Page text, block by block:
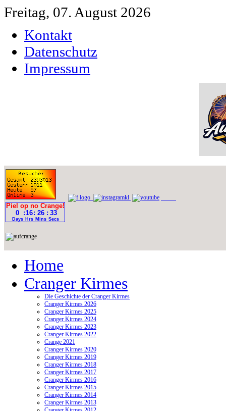
Freitag, 07. August 2026
Kontakt
Datenschutz
Impressum
Home
Cranger Kirmes
Die Geschichte der Cranger Kirmes
Cranger Kirmes 2026
Cranger Kirmes 2025
Cranger Kirmes 2024
Cranger Kirmes 2023
Cranger Kirmes 2022
Crange 2021
Cranger Kirmes 2020
Cranger Kirmes 2019
Cranger Kirmes 2018
Cranger Kirmes 2017
Cranger Kirmes 2016
Cranger Kirmes 2015
Cranger Kirmes 2014
Cranger Kirmes 2013